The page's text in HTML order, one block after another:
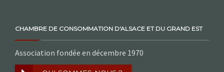
CHAMBRE DE CONSOMMATION D'ALSACE ET DU GRAND EST
Association fondée en décembre 1970